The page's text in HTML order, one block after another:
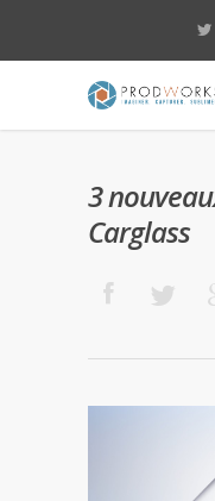
3
Carglass